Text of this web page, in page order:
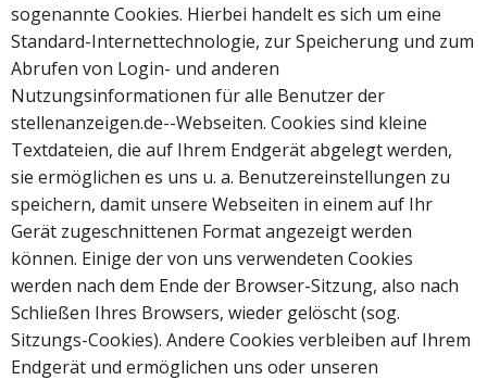
sogenannte Cookies. Hierbei handelt es sich um eine
Standard-Internettechnologie, zur Speicherung und zum
Abrufen von Login- und anderen
Nutzungsinformationen für alle Benutzer der
stellenanzeigen.de--Webseiten. Cookies sind kleine
Textdateien, die auf Ihrem Endgerät abgelegt werden,
sie ermöglichen es uns u. a. Benutzereinstellungen zu
speichern, damit unsere Webseiten in einem auf Ihr
Gerät zugeschnittenen Format angezeigt werden
können. Einige der von uns verwendeten Cookies
werden nach dem Ende der Browser-Sitzung, also nach
Schließen Ihres Browsers, wieder gelöscht (sog.
Sitzungs-Cookies). Andere Cookies verbleiben auf Ihrem
Endgerät und ermöglichen uns oder unseren